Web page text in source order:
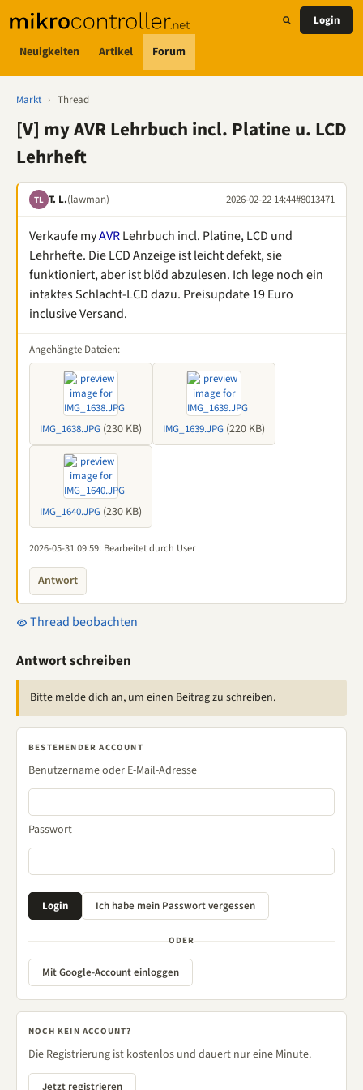
Neuigkeiten Artikel Forum
Login
Markt › Thread
[V] my AVR Lehrbuch incl. Platine u. LCD
Lehrheft
TL T. L.(lawman) 2026-02-22 14:44#8013471
Verkaufe myAVRLehrbuch incl. Platine, LCD und
Lehrhefte. Die LCD Anzeige ist leicht defekt, sie
funktioniert, aber ist blöd abzulesen. Ich lege noch ein
intaktes Schlacht-LCD dazu. Preisupdate 19 Euro
inclusive Versand.
Angehängte Dateien:
IMG_1638.JPG (230 KB) IMG_1639.JPG (220 KB)
IMG_1640.JPG (230 KB)
2026-05-31 09:59: Bearbeitet durch User
Antwort
Thread beobachten
Antwort schreiben
Bitte melde dich an, um einen Beitrag zu schreiben.
BESTEHENDER ACCOUNT
Benutzername oder E-Mail-Adresse
Passwort
ODER
Mit Google-Account einloggen
NOCH KEIN ACCOUNT?
Die Registrierung ist kostenlos und dauert nur eine Minute.
Jetzt registrieren